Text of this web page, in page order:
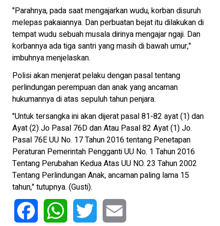
"Parahnya, pada saat mengajarkan wudu, korban disuruh
melepas pakaiannya. Dan perbuatan bejat itu dilakukan di
tempat wudu sebuah musala dirinya mengajar ngaji. Dan
korbannya ada tiga santri yang masih di bawah umur,"
imbuhnya menjelaskan.
Polisi akan menjerat pelaku dengan pasal tentang
perlindungan perempuan dan anak yang ancaman
hukumannya di atas sepuluh tahun penjara.
"Untuk tersangka ini akan dijerat pasal 81-82 ayat (1) dan
Ayat (2) Jo Pasal 76D dan Atau Pasal 82 Ayat (1) Jo.
Pasal 76E UU No. 17 Tahun 2016 tentang Penetapan
Peraturan Pemerintah Pengganti UU No. 1 Tahun 2016
Tentang Perubahan Kedua Atas UU NO. 23 Tahun 2002
Tentang Perlindungan Anak, ancaman paling lama 15
tahun," tutupnya. (Gusti).